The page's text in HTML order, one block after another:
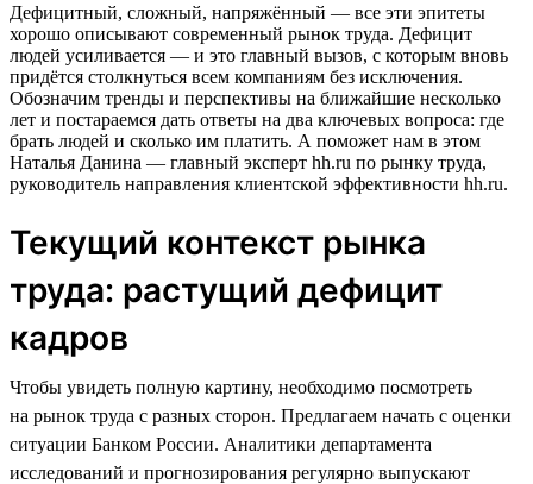
Дефицитный, сложный, напряжённый — все эти эпитеты
хорошо описывают современный рынок труда. Дефицит
людей усиливается — и это главный вызов, с которым вновь
придётся столкнуться всем компаниям без исключения.
Обозначим тренды и перспективы на ближайшие несколько
лет и постараемся дать ответы на два ключевых вопроса: где
брать людей и сколько им платить. А поможет нам в этом
Наталья Данина — главный эксперт hh.ru по рынку труда,
руководитель направления клиентской эффективности hh.ru.
Текущий контекст рынка
труда: растущий дефицит
кадров
Чтобы увидеть полную картину, необходимо посмотреть
на рынок труда с разных сторон. Предлагаем начать с оценки
ситуации Банком России. Аналитики департамента
исследований и прогнозирования регулярно выпускают